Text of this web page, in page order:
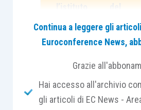
classificazione dello
Il processo tributario può
litisconsortile
, ovvero con la
due parti
nel medesimo
Continua a leggere gli
Euroconference News,
Grazie
Hai accesso all'archivio
gli articoli di EC News -